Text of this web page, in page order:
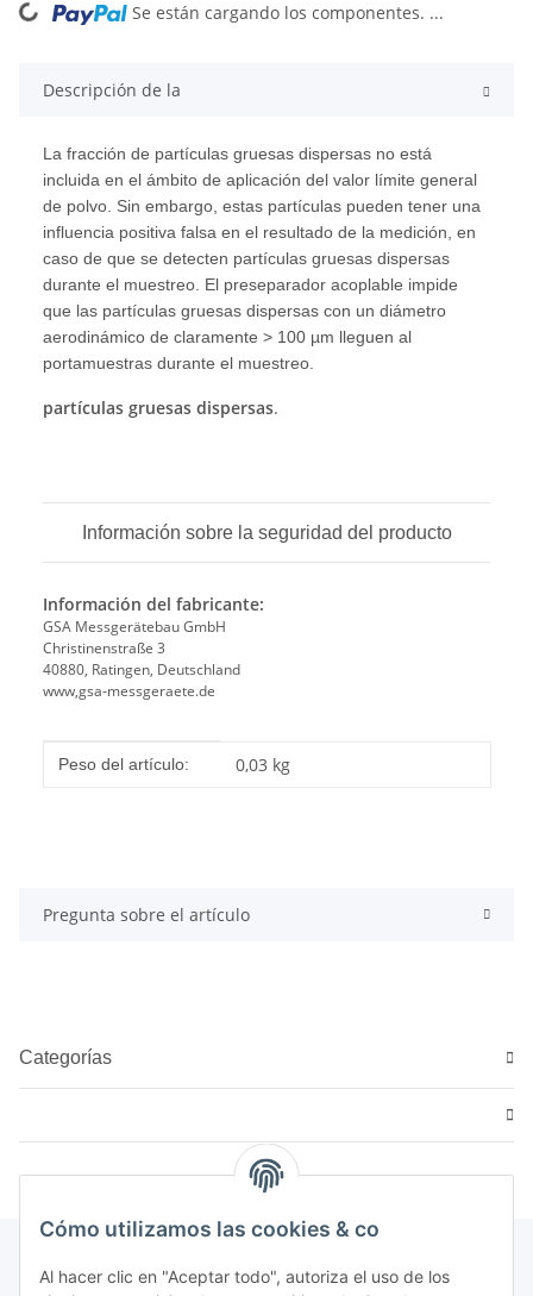
Cómo utilizamos las cookies & co
Al hacer clic en "Aceptar todo", autoriza el uso de los
Loading... Se están cargando los componentes. ...
Descripción de la
La fracción de partículas gruesas dispersas no está
incluida en el ámbito de aplicación del valor límite general
de polvo. Sin embargo, estas partículas pueden tener una
influencia positiva falsa en el resultado de la medición, en
caso de que se detecten partículas gruesas dispersas
durante el muestreo. El preseparador acoplable impide
que las partículas gruesas dispersas con un diámetro
aerodinámico de claramente > 100 µm lleguen al
portamuestras durante el muestreo.
partículas gruesas dispersas.
Información sobre la seguridad del producto
Información del fabricante:
GSA Messgerätebau GmbH
Christinenstraße 3
40880, Ratingen, Deutschland
www,gsa-messgeraete.de
#productDetails.itemInformation#
#productDetails.itemValue#
Peso del artículo: 0,03 kg
Pregunta sobre el artículo
Categorías